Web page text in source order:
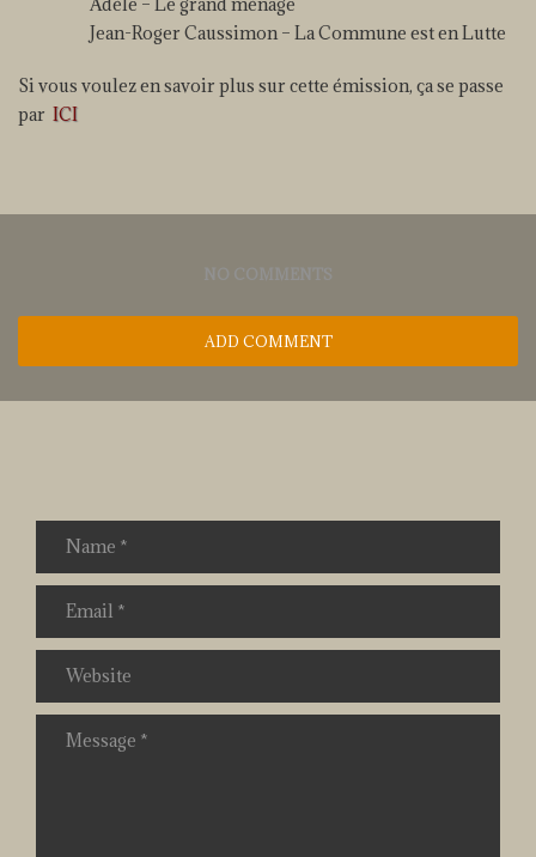
Adèle – Le grand ménage
Jean-Roger Caussimon – La Commune est en Lutte
Si vous voulez en savoir plus sur cette émission, ça se passe
par ICI
NO COMMENTS
ADD COMMENT